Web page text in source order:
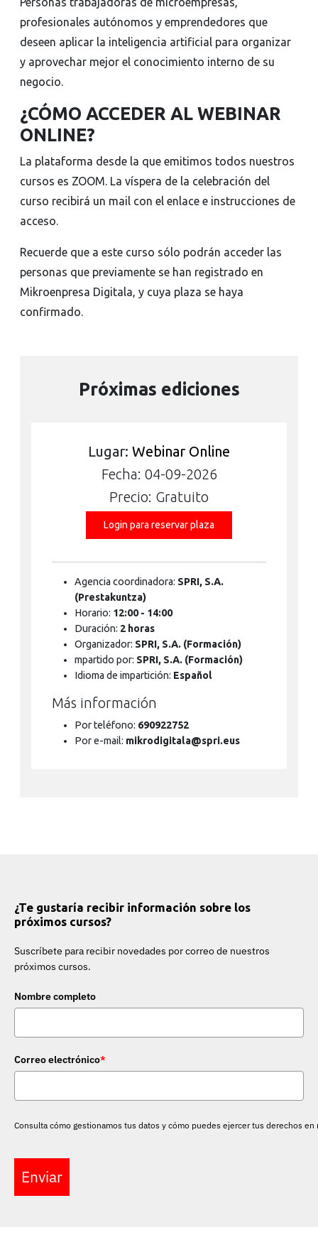
profesionales autónomos y emprendedores que
deseen aplicar la inteligencia artificial para organizar
y aprovechar mejor el conocimiento interno de su
negocio.
¿CÓMO ACCEDER AL WEBINAR
ONLINE?
La plataforma desde la que emitimos todos nuestros
cursos es ZOOM. La víspera de la celebración del
curso recibirá un mail con el enlace e instrucciones de
acceso.
Recuerde que a este curso sólo podrán acceder las
personas que previamente se han registrado en
Mikroenpresa Digitala, y cuya plaza se haya
confirmado.
Próximas ediciones
Lugar: Webinar Online
Fecha: 04-09-2026
Precio: Gratuito
Login para reservar plaza
Agencia coordinadora: SPRI, S.A.
(Prestakuntza)
Horario: 12:00 - 14:00
Duración: 2 horas
Organizador: SPRI, S.A. (Formación)
mpartido por: SPRI, S.A. (Formación)
Idioma de impartición: Español
Más información
Por teléfono: 690922752
Por e-mail: mikrodigitala@spri.eus
¿Te gustaría recibir información sobre los
próximos cursos?
Suscríbete para recibir novedades por correo de nuestros
próximos cursos.
Nombre completo
Correo electrónico*
Consulta cómo gestionamos tus datos y cómo puedes ejercer tus derechos
Enviar